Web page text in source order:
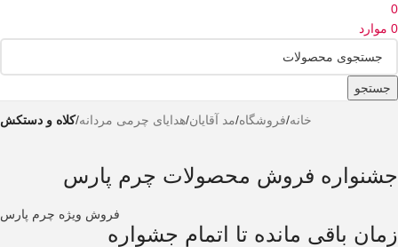
0
0 موارد
جستجو
خانه/فروشگاه/مد آقایان/هدایای چرمی مردانه/کلاه و دستکش
جشنواره فروش محصولات چرم پارس
فروش ویژه چرم پارس
زمان باقی مانده تا اتمام جشواره